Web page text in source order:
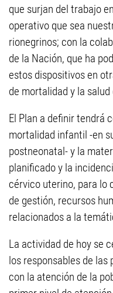
que surjan del trabajo
operativo que sea
rionegrinos; con la
de la Nación, que ha
estos dispositivos en
de mortalidad y la salud
El Plan a definir tendrá
mortalidad infantil -en
postneonatal- y la
planificado y la
cérvico uterino, para lo
de gestión, recursos
relacionados a la
La actividad de hoy se
los responsables de
con la atención de la